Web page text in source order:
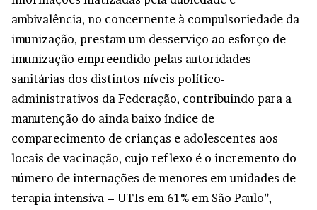
ambivalência, no concernente à compulsoriedade da
imunização, prestam um desserviço ao esforço de
imunização empreendido pelas autoridades
sanitárias dos distintos níveis político-
administrativos da Federação, contribuindo para a
manutenção do ainda baixo índice de
comparecimento de crianças e adolescentes aos
locais de vacinação, cujo reflexo é o incremento do
número de internações de menores em unidades de
terapia intensiva – UTIs em 61% em São Paulo”,